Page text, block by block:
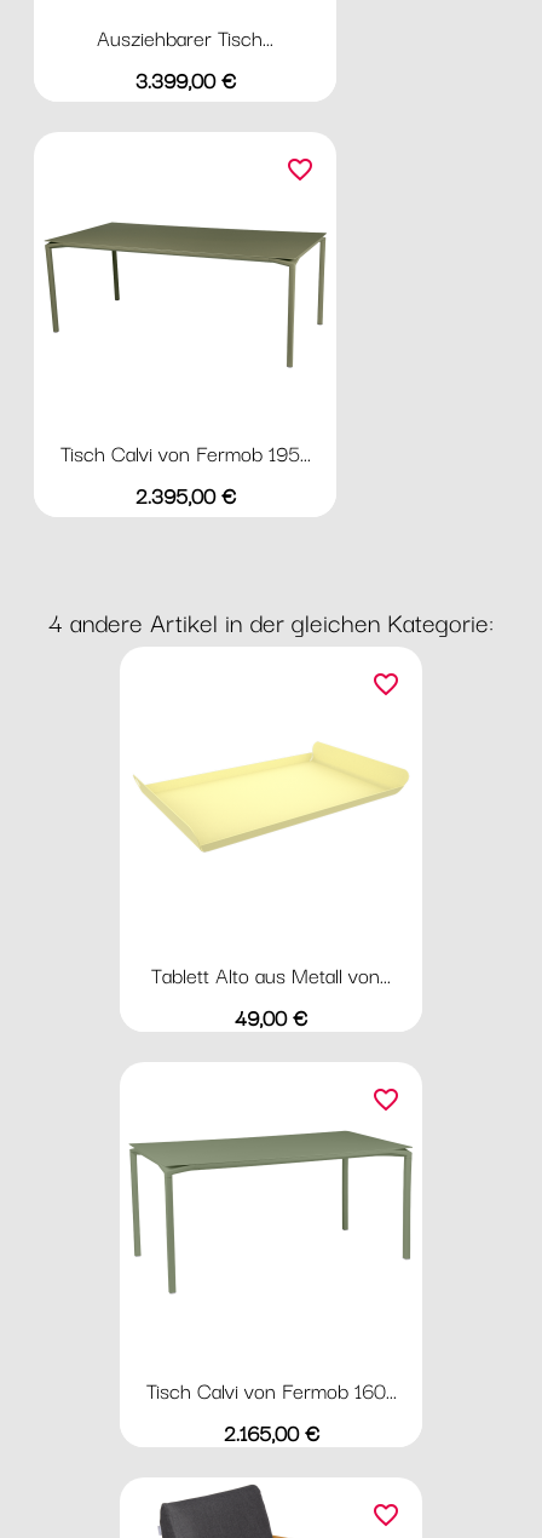
Ausziehbarer Tisch...
Preis
3.399,00 €
Tisch Calvi von Fermob 195...
Preis
2.395,00 €
favorite_border
4 andere Artikel in der gleichen Kategorie:
Tablett Alto aus Metall von...
Preis
49,00 €
favorite_border
Tisch Calvi von Fermob 160...
Preis
2.165,00 €
favorite_border
favorite_border